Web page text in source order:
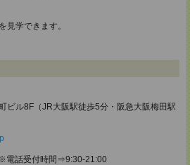
学できます。
ル8F（JR大阪駅徒歩5分・阪急大阪梅田駅
話受付時間⇒9:30-21:00